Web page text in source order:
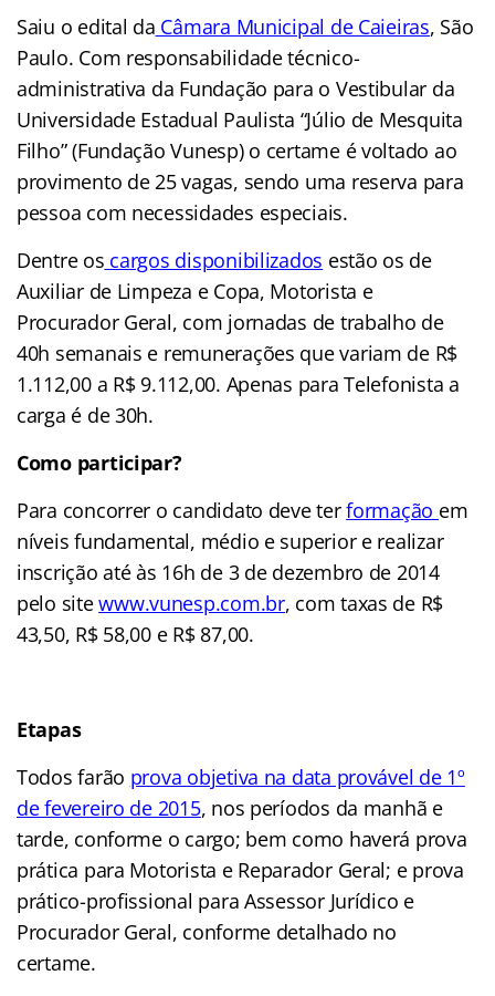
Saiu o edital da Câmara Municipal de Caieiras, São
Paulo. Com responsabilidade técnico-
administrativa da Fundação para o Vestibular da
Universidade Estadual Paulista “Júlio de Mesquita
Filho” (Fundação Vunesp) o certame é voltado ao
provimento de 25 vagas, sendo uma reserva para
pessoa com necessidades especiais.
Dentre os cargos disponibilizados estão os de
Auxiliar de Limpeza e Copa, Motorista e
Procurador Geral, com jornadas de trabalho de
40h semanais e remunerações que variam de R$
1.112,00 a R$ 9.112,00. Apenas para Telefonista a
carga é de 30h.
Como participar?
Para concorrer o candidato deve terformação em
níveis fundamental, médio e superior e realizar
inscrição até às 16h de 3 de dezembro de 2014
pelo sitewww.vunesp.com.br, com taxas de R$
43,50, R$ 58,00 e R$ 87,00.
Etapas
Todos farão prova objetiva na data provável de 1º
de fevereiro de 2015, nos períodos da manhã e
tarde, conforme o cargo; bem como haverá prova
prática para Motorista e Reparador Geral; e prova
prático-profissional para Assessor Jurídico e
Procurador Geral, conforme detalhado no
certame.